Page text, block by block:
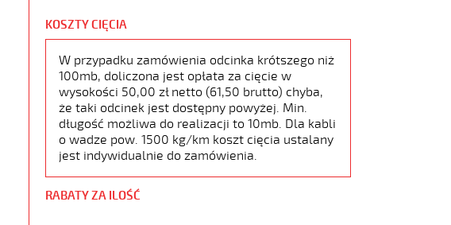
KOSZTY CIĘCIA
W przypadku zamówienia odcinka krótszego niż
100mb, doliczona jest opłata za cięcie w
wysokości 50,00 zł netto (61,50 brutto) chyba,
że taki odcinek jest dostępny powyżej. Min.
długość możliwa do realizacji to 10mb. Dla kabli
o wadze pow. 1500 kg/km koszt cięcia ustalany
jest indywidualnie do zamówienia.
RABATY ZA ILOŚĆ